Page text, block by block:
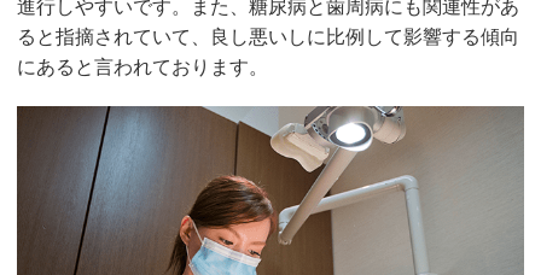
進行しやすいです。また、糖尿病と歯周病にも関連性があ
ると指摘されていて、良し悪いしに比例して影響する傾向
にあると言われております。